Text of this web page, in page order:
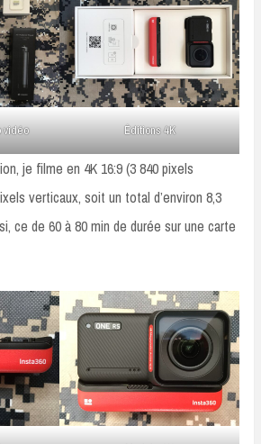
vidéo Éditions 4K
je filme en 4K 16:9 (3 840 pixels
verticaux, soit un total d’environ 8,3
ce de 60 à 80 min de durée sur une carte